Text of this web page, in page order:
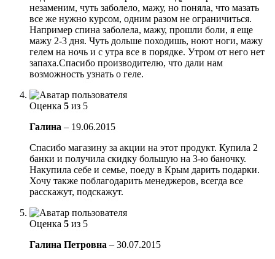
незаменим, чуть заболело, мажу, но поняла, что мазать
все же нужно курсом, одним разом не ограничиться.
Например спина заболела, мажу, прошли боли, я еще
мажу 2-3 дня. Чуть дольше походишь, ноют ноги, мажу
гелем на ночь и с утра все в порядке. Утром от него нет
запаха.Спасибо производителю, что дали нам
возможность узнать о геле.
Оценка 5 из 5
Галина – 19.06.2015
Спасибо магазину за акции на этот продукт. Купила 2
банки и получила скидку большую на 3-ю баночку.
Накупила себе и семье, поеду в Крым дарить подарки.
Хочу также поблагодарить менеджеров, всегда все
расскажут, подскажут.
Оценка 5 из 5
Галина Петровна – 30.07.2015